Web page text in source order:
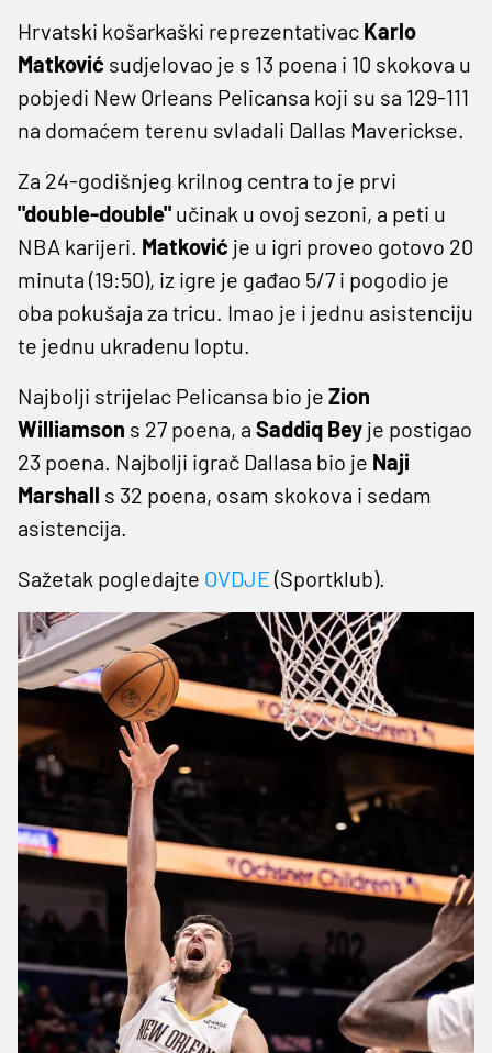
Hrvatski košarkaški reprezentativac Karlo
Matković sudjelovao je s 13 poena i 10 skokova u
pobjedi New Orleans Pelicansa koji su sa 129-111
na domaćem terenu svladali Dallas Maverickse.
Za 24-godišnjeg krilnog centra to je prvi
"double-double" učinak u ovoj sezoni, a peti u
NBA karijeri. Matković je u igri proveo gotovo 20
minuta (19:50), iz igre je gađao 5/7 i pogodio je
oba pokušaja za tricu. Imao je i jednu asistenciju
te jednu ukradenu loptu.
Najbolji strijelac Pelicansa bio je Zion
Williamson s 27 poena, a Saddiq Bey je postigao
23 poena. Najbolji igrač Dallasa bio je Naji
Marshall s 32 poena, osam skokova i sedam
asistencija.
Sažetak pogledajte OVDJE (Sportklub).